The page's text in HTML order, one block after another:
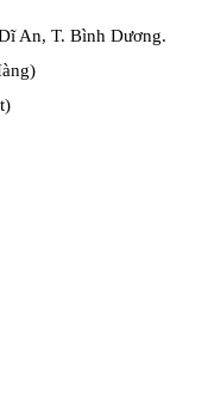
An, T. Bình Dương.